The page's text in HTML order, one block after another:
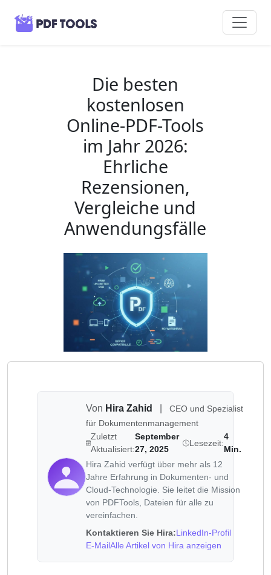
Die besten
kostenlosen
Online-PDF-Tools
im Jahr 2026:
Ehrliche
Rezensionen,
Vergleiche und
Anwendungsfälle
Von Hira Zahid
CEO und Spezialist
für Dokumentenmanagement
Zuletzt
Aktualisiert:
September
27, 2025
Lesezeit:
4
Min.
Hira Zahid verfügt über mehr als 12
Jahre Erfahrung in Dokumenten- und
Cloud-Technologie. Sie leitet die Mission
von PDFTools, Dateien für alle zu
vereinfachen.
Kontaktieren Sie Hira:LinkedIn-Profil
E-MailAlle Artikel von Hira anzeigen